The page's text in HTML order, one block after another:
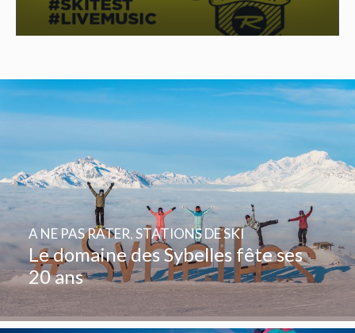
Le domaine des Sybelles fête ses
20 ans
A NE PAS RATER,STATIONS DE SKI